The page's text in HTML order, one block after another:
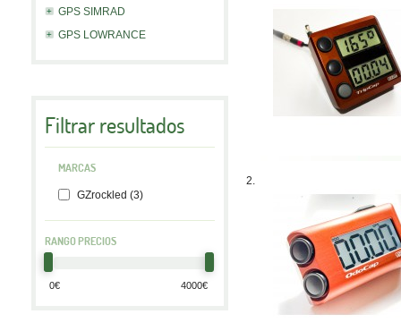
GPS SIMRAD
GPS LOWRANCE
Filtrar resultados
MARCAS
GZrockled (3)
RANGO PRECIOS
2.